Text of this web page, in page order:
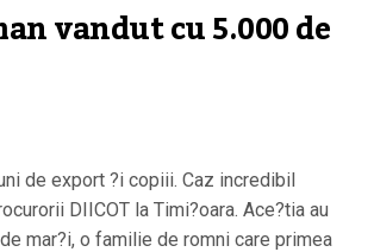
vandut cu 5.000 de
de export ?i copiii. Caz incredibil
DIICOT la Timi?oara. Ace?tia au
mar?i, o familie de romni care primea